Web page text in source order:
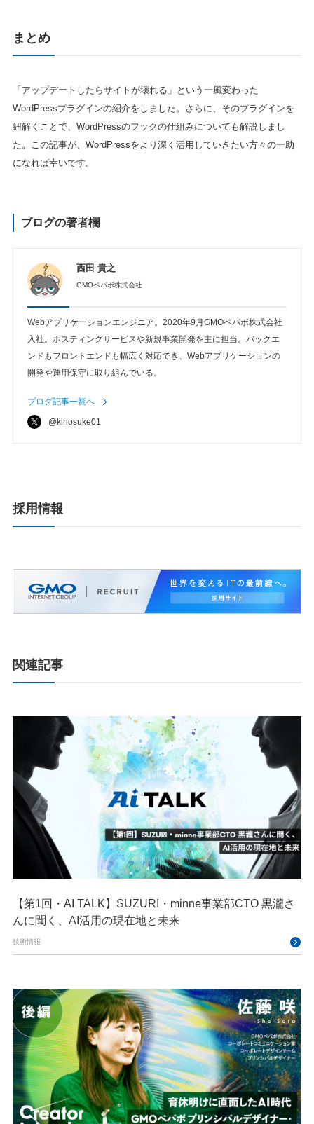
まとめ
「アップデートしたらサイトが壊れる」という一風変わった
WordPressプラグインの紹介をしました。さらに、そのプラグインを
紐解くことで、WordPressのフックの仕組みについても解説しまし
た。この記事が、WordPressをより深く活用していきたい方々の一助
になれば幸いです。
ブログの著者欄
西田 貴之
GMOペパボ株式会社
Webアプリケーションエンジニア。2020年9月GMOペパボ株式会社
入社。ホスティングサービスや新規事業開発を主に担当。バックエ
ンドもフロントエンドも幅広く対応でき、Webアプリケーションの
開発や運用保守に取り組んでいる。
ブログ記事一覧へ
@kinosuke01
採用情報
関連記事
【第1回・AI TALK】SUZURI・minne事業部CTO 黒瀧さ
んに聞く、AI活用の現在地と未来
技術情報